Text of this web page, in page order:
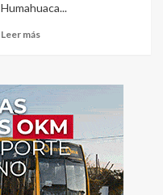
Humahuaca...
Leer más